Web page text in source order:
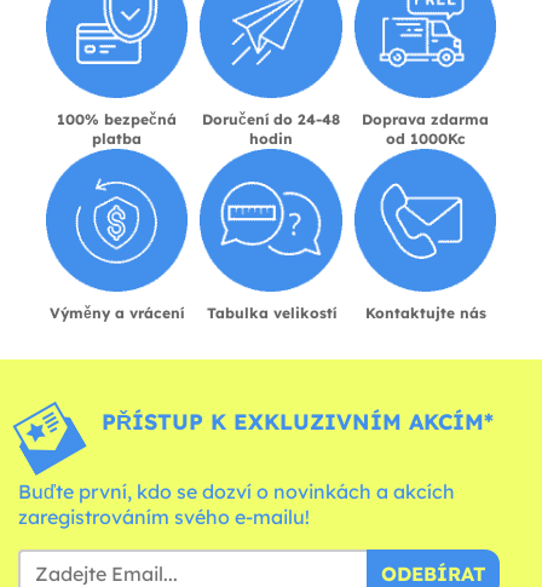
100% bezpečná
platba
Doručení do 24-48
hodin
Doprava zdarma
od 1000Kc
Výměny a vrácení Tabulka velikostí Kontaktujte nás
PŘÍSTUP K EXKLUZIVNÍM AKCÍM*
Buďte první, kdo se dozví o novinkách a akcích
zaregistrováním svého e-mailu!
ODEBÍRAT